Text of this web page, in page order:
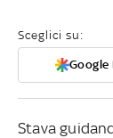
Sceglici su:
Google
Stava